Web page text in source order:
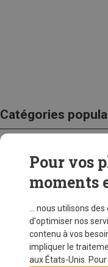
Catégories
Pour vos
moments
... nous utilisons
d'optimiser nos
contenu à vos
impliquer le
aux États-Unis.